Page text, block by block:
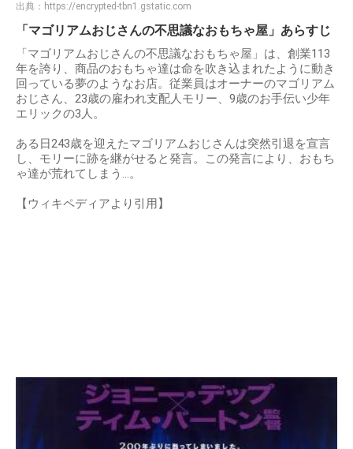
出典： https://encrypted-tbn1.gstatic.com
「マゴリアムおじさんの不思議なおもちゃ屋」あらすじ
「マゴリアムおじさんの不思議なおもちゃ屋」は、創業113
年を誇り、商品のおもちゃ達は命を吹き込まれたように動き
回っている夢のようなお店。従業員はオーナーのマゴリアム
おじさん、23歳の雇われ支配人モリー、9歳のお手伝い少年
エリックの3人。
ある日243歳を迎えたマゴリアムおじさんは突然引退を宣言
し、モリーに跡を継がせると発言。この発言により、おもち
ゃ達が荒れてしまう…。
【ウィキペディアより引用】